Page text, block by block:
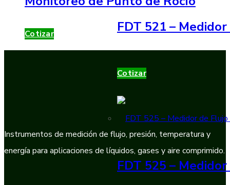
FDT 521 –
Cotizar
FDT 525 –
Cotizar
Instrumentos de medición de flujo, presión, temperatura y
energía para aplicaciones de líquidos, gases y aire comprimido.